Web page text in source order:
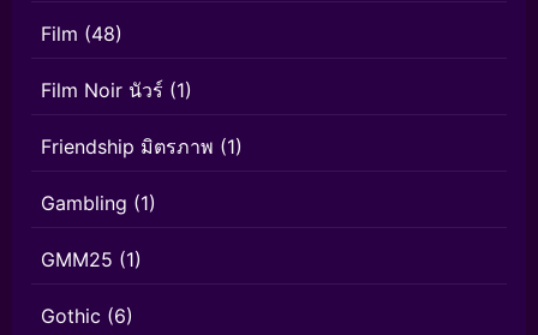
Film (48)
Film Noir นัวร์ (1)
Friendship มิตรภาพ (1)
Gambling (1)
GMM25 (1)
Gothic (6)